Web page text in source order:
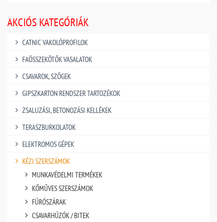
AKCIÓS KATEGÓRIÁK
CATNIC VAKOLÓPROFILOK
FAÖSSZEKÖTŐK VASALATOK
CSAVAROK, SZÖGEK
GIPSZKARTON RENDSZER TARTOZÉKOK
ZSALUZÁSI, BETONOZÁSI KELLÉKEK
TERASZBURKOLATOK
ELEKTROMOS GÉPEK
KÉZI SZERSZÁMOK
MUNKAVÉDELMI TERMÉKEK
KŐMŰVES SZERSZÁMOK
FÚRÓSZÁRAK
CSAVARHÚZÓK / BITEK